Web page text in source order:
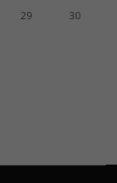
29 30